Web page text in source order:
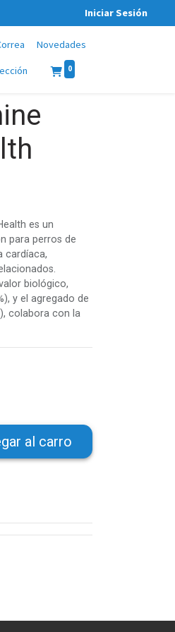
Iniciar Sesión
Novedades
0
es un
para perros de
cardíaca,
biológico,
y el agregado de
colabora con la
al carro